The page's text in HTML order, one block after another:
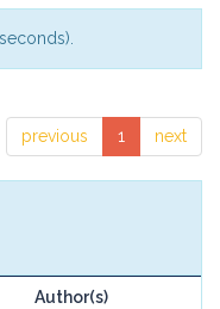
previous 1 next
Author(s)